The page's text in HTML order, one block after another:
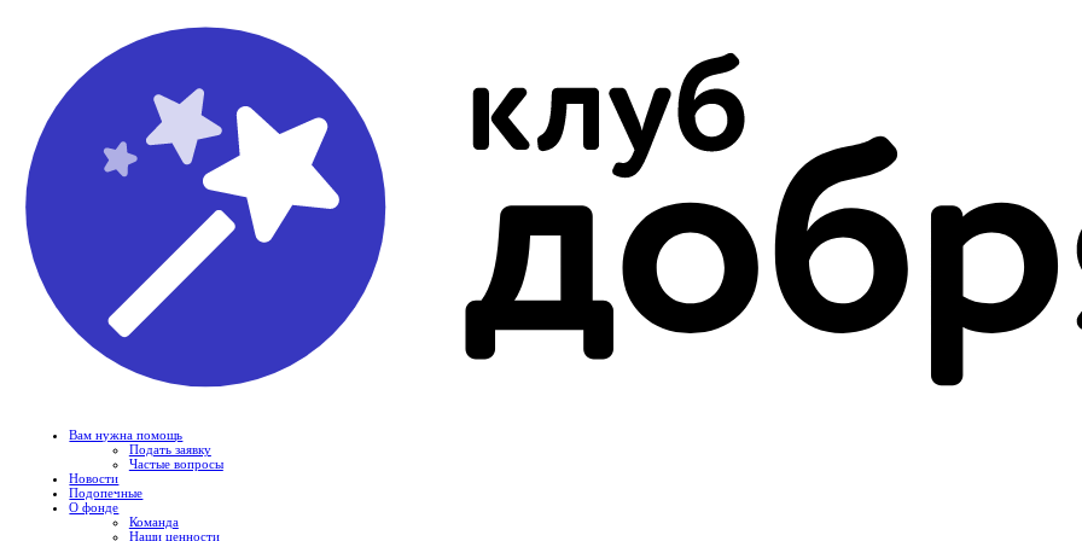
Вам нужна помощь
Подать заявку
Частые вопросы
Новости
Подопечные
О фонде
Команда
Наши ценности